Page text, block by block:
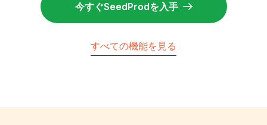
今すぐSeedProdを入手
すべての機能を見る